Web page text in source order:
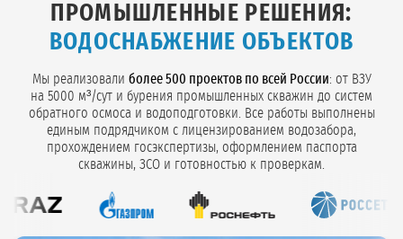
ПРОМЫШЛЕННЫЕ РЕШЕНИЯ:
ВОДОСНАБЖЕНИЕ ОБЪЕКТОВ
Мы реализовали более 500 проектов по всей России: от ВЗУ
на 5000 м³/сут и бурения промышленных скважин до систем
обратного осмоса и водоподготовки. Все работы выполнены
единым подрядчиком с лицензированием водозабора,
прохождением госэкспертизы, оформлением паспорта
скважины, ЗСО и готовностью к проверкам.